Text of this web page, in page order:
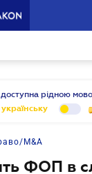
доступна рідною
M&A
ФОП в